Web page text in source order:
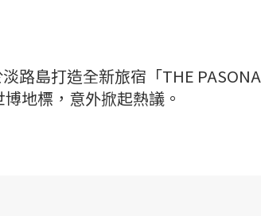
路島打造全新旅宿「THE PASONA
地標，意外掀起熱議。